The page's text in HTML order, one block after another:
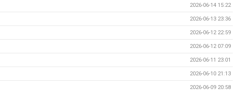
2026-06-14 15:22
2026-06-13 23:36
2026-06-12 22:59
2026-06-12 07:09
2026-06-11 23:01
2026-06-10 21:13
2026-06-09 20:58